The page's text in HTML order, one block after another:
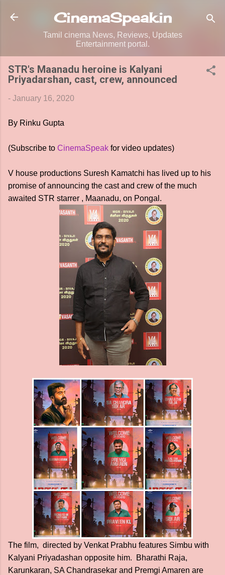
Skip to main content
CinemaSpeak.in
Tamil cinema News, Reviews, Updates
Entertainment portal.
STR's Maanadu heroine is Kalyani
Priyadarshan, cast, crew, announced
- January 16, 2020
By Rinku Gupta
(Subscribe to CinemaSpeak for video updates)
V house productions Suresh Kamatchi has lived up to his
promise of announcing the cast and crew of the much
awaited STR starrer , Maanadu, on Pongal.
The film, directed by Venkat Prabhu features Simbu with
Kalyani Priyadashan opposite him. Bharathi Raja,
Karunkaran, SA Chandrasekar and Premgi Amaren are